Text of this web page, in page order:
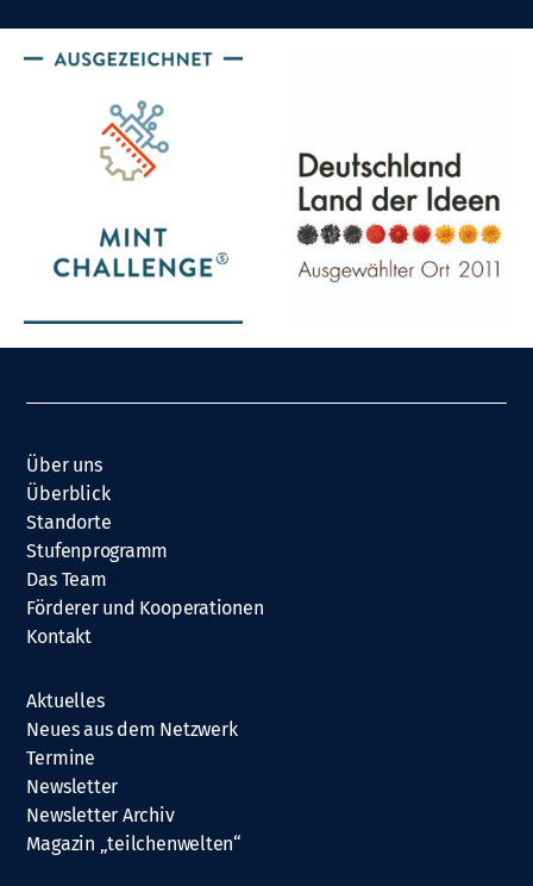
Über uns
Überblick
Standorte
Stufenprogramm
Das Team
Förderer und Kooperationen
Kontakt
Aktuelles
Neues aus dem Netzwerk
Termine
Newsletter
Newsletter Archiv
Magazin „teilchenwelten“